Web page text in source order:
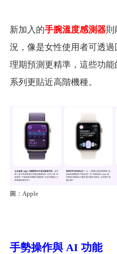
新加入的手腕溫度感測器
況，像是女性使用者可透
理期預測更精準，這些功
系列更貼近高階機種。
圖：Apple
手勢操作與 AI 功能